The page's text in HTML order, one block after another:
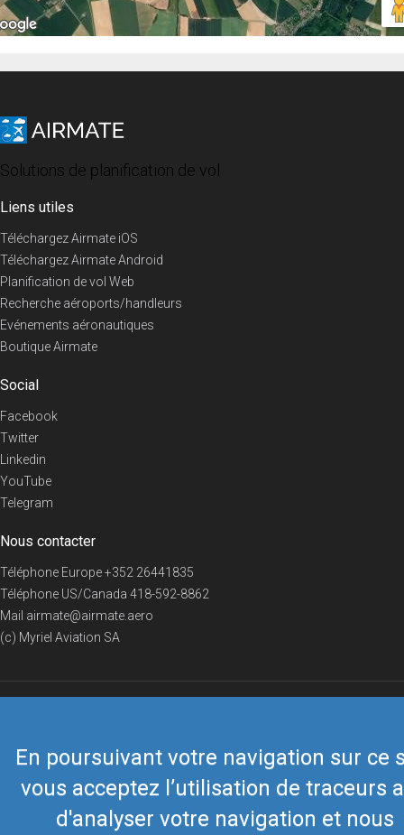
En poursuivant votre navigation sur ce
vous acceptez l’utilisation de traceurs
d'analyser votre navigation et nous
Solutions de planification de vol
Liens utiles
Téléchargez Airmate iOS
Téléchargez Airmate Android
Planification de vol Web
Recherche aéroports/handleurs
Evénements aéronautiques
Boutique Airmate
Social
Facebook
Twitter
Linkedin
YouTube
Telegram
Nous contacter
Téléphone Europe+352 26441835
Téléphone US/Canada 418-592-8862
Mail airmate@airmate.aero
(c) Myriel Aviation SA